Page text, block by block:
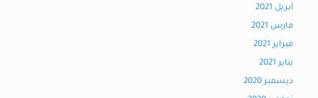
أبريل 2021
مارس 2021
فبراير 2021
يناير 2021
ديسمبر 2020